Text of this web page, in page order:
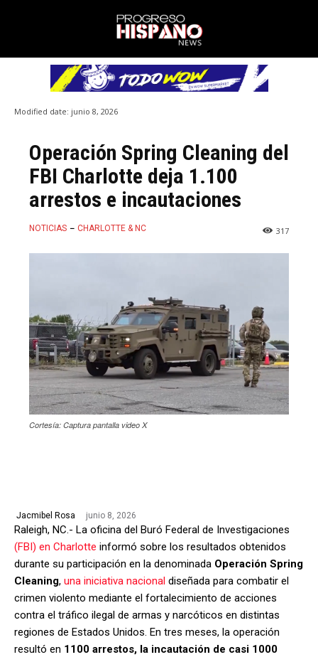
Modified date: junio 8, 2026
Operación Spring Cleaning del
FBI Charlotte deja 1.100
arrestos e incautaciones
NOTICIAS CHARLOTTE & NC 317
Cortesía: Captura pantalla video X
Jacmibel Rosa junio 8, 2026
Raleigh, NC.- La oficina del Buró Federal de Investigaciones
(FBI) en Charlotte informó sobre los resultados obtenidos
durante su participación en la denominada Operación Spring
Cleaning, una iniciativa nacional diseñada para combatir el
crimen violento mediante el fortalecimiento de acciones
contra el tráfico ilegal de armas y narcóticos en distintas
regiones de Estados Unidos. En tres meses, la operación
resultó en 1100 arrestos, la incautación de casi 1000